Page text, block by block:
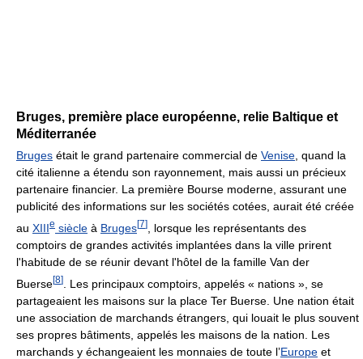
Bruges, première place européenne, relie Baltique et
Méditerranée
Bruges était le grand partenaire commercial de Venise, quand la
cité italienne a étendu son rayonnement, mais aussi un précieux
partenaire financier. La première Bourse moderne, assurant une
publicité des informations sur les sociétés cotées, aurait été créée
au XIIIe siècle à Bruges[7]
, lorsque les représentants des
comptoirs de grandes activités implantées dans la ville prirent
l'habitude de se réunir devant l'hôtel de la famille Van der
Buerse[8]
. Les principaux comptoirs, appelés « nations », se
partageaient les maisons sur la place Ter Buerse. Une nation était
une association de marchands étrangers, qui louait le plus souvent
ses propres bâtiments, appelés les maisons de la nation. Les
marchands y échangeaient les monnaies de toute l’Europe et